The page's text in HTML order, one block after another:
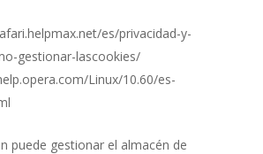
es/privacidad-y-
gestionar-lascookies/
Linux/10.60/es-
puede gestionar el almacén de